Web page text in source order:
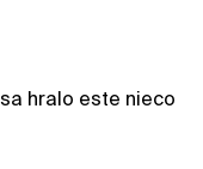
hralo este nieco